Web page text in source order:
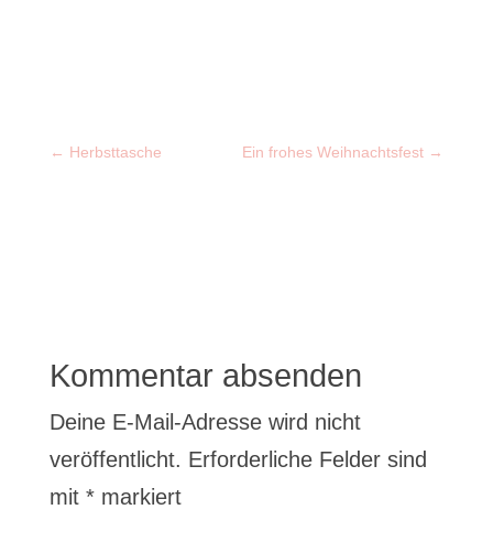
← Herbsttasche Ein frohes Weihnachtsfest →
Kommentar absenden
Deine E-Mail-Adresse wird nicht
veröffentlicht. Erforderliche Felder sind
mit *markiert